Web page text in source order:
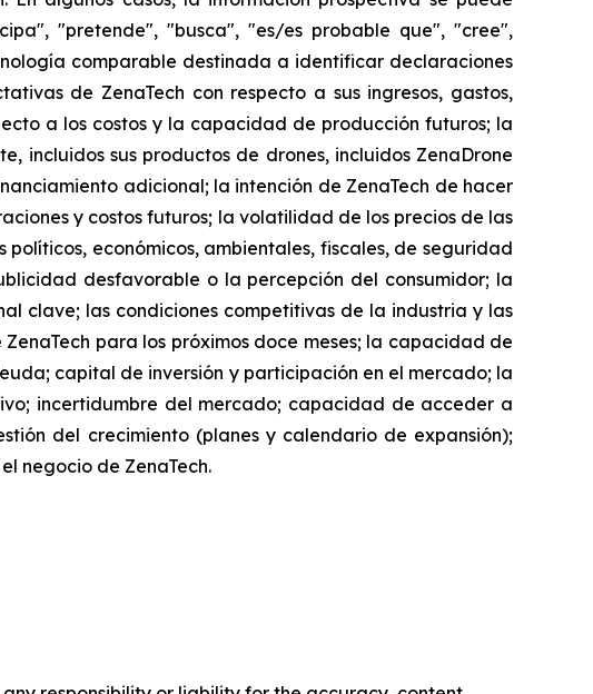
"pretende", "busca", "es/es probable que", "cree",
comparable destinada a identificar declaraciones
de ZenaTech con respecto a sus ingresos, gastos,
a los costos y la capacidad de producción futuros; la
incluidos sus productos de drones, incluidos ZenaDrone
adicional; la intención de ZenaTech de hacer
y costos futuros; la volatilidad de los precios de las
económicos, ambientales, fiscales, de seguridad
desfavorable o la percepción del consumidor; la
clave; las condiciones competitivas de la industria y las
para los próximos doce meses; la capacidad de
capital de inversión y participación en el mercado; la
incertidumbre del mercado; capacidad de acceder a
del crecimiento (planes y calendario de expansión);
negocio de ZenaTech.